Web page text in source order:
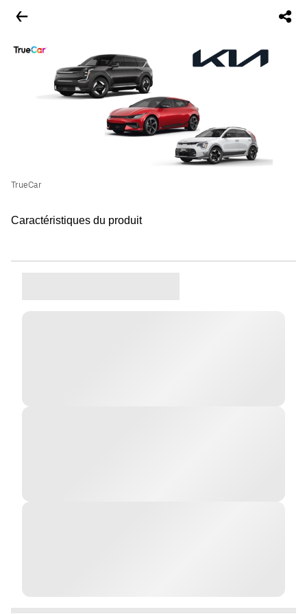
TrueCar
Caractéristiques du produit